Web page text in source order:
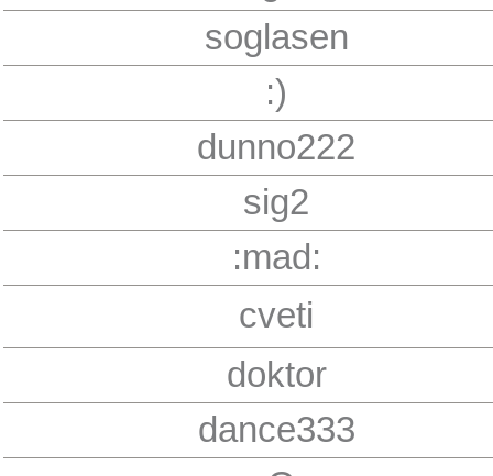
soglasen
:)
dunno222
sig2
:mad:
cveti
doktor
dance333